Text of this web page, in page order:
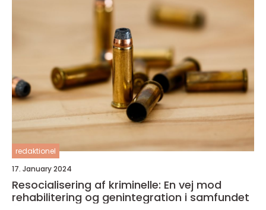
redaktionel
17. January 2024
Resocialisering af kriminelle: En vej mod
rehabilitering og genintegration i samfundet